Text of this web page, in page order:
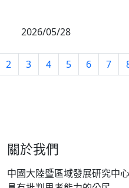
2026/05/28
2 3 4 5 6 7
關於我們
中國大陸暨區域發展研究中